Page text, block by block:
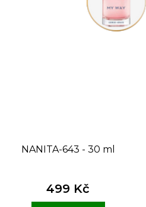
NANITA-643 - 30 ml
499 Kč